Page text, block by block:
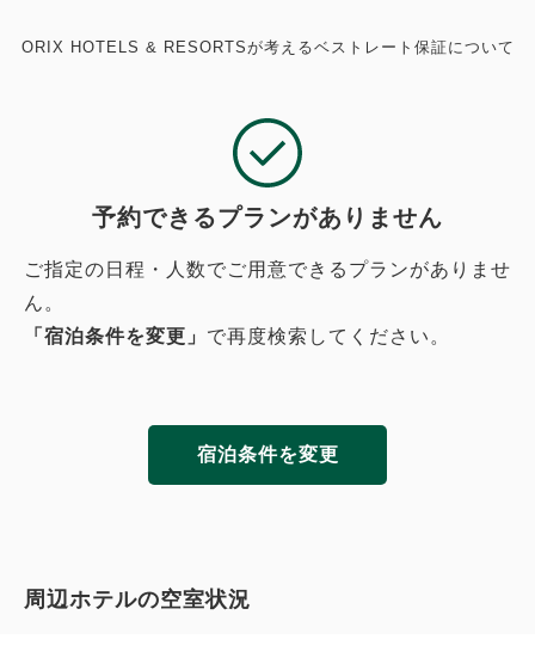
ORIX HOTELS & RESORTSが考えるベストレート保証について
予約できるプランがありません
ご指定の日程・人数でご用意できるプランがありませ
ん。
「宿泊条件を変更」 で再度検索してください。
宿泊条件を変更
周辺ホテルの空室状況